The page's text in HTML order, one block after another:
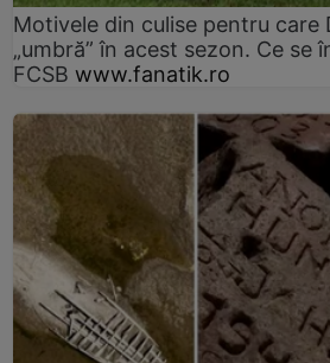
Motivele din culise pentru care
„umbră” în acest sezon. Ce se
FCSB www.fanatik.ro